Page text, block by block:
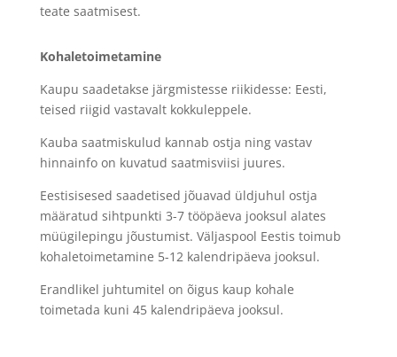
teate saatmisest.
Kohaletoimetamine
Kaupu saadetakse järgmistesse riikidesse: Eesti,
teised riigid vastavalt kokkuleppele.
Kauba saatmiskulud kannab ostja ning vastav
hinnainfo on kuvatud saatmisviisi juures.
Eestisisesed saadetised jõuavad üldjuhul ostja
määratud sihtpunkti 3-7 tööpäeva jooksul alates
müügilepingu jõustumist. Väljaspool Eestis toimub
kohaletoimetamine 5-12 kalendripäeva jooksul.
Erandlikel juhtumitel on õigus kaup kohale
toimetada kuni 45 kalendripäeva jooksul.